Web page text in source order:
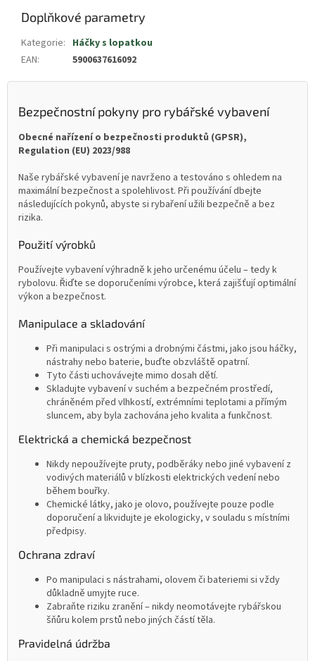
Doplňkové parametry
Kategorie: Háčky s lopatkou
EAN: 5900637616092
Bezpečnostní pokyny pro rybářské vybavení
Obecné nařízení o bezpečnosti produktů (GPSR),
Regulation (EU) 2023/988
Naše rybářské vybavení je navrženo a testováno s ohledem na
maximální bezpečnost a spolehlivost. Při používání dbejte
následujících pokynů, abyste si rybaření užili bezpečně a bez
rizika.
Použití výrobků
Používejte vybavení výhradně k jeho určenému účelu – tedy k
rybolovu. Řiďte se doporučeními výrobce, která zajišťují optimální
výkon a bezpečnost.
Manipulace a skladování
Při manipulaci s ostrými a drobnými částmi, jako jsou háčky,
nástrahy nebo baterie, buďte obzvláště opatrní.
Tyto části uchovávejte mimo dosah dětí.
Skladujte vybavení v suchém a bezpečném prostředí,
chráněném před vlhkostí, extrémními teplotami a přímým
sluncem, aby byla zachována jeho kvalita a funkčnost.
Elektrická a chemická bezpečnost
Nikdy nepoužívejte pruty, podběráky nebo jiné vybavení z
vodivých materiálů v blízkosti elektrických vedení nebo
během bouřky.
Chemické látky, jako je olovo, používejte pouze podle
doporučení a likvidujte je ekologicky, v souladu s místními
předpisy.
Ochrana zdraví
Po manipulaci s nástrahami, olovem či bateriemi si vždy
důkladně umyjte ruce.
Zabraňte riziku zranění – nikdy neomotávejte rybářskou
šňůru kolem prstů nebo jiných částí těla.
Pravidelná údržba